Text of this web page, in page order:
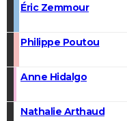
Éric Zemmour
Philippe Poutou
Anne Hidalgo
Nathalie Arthaud